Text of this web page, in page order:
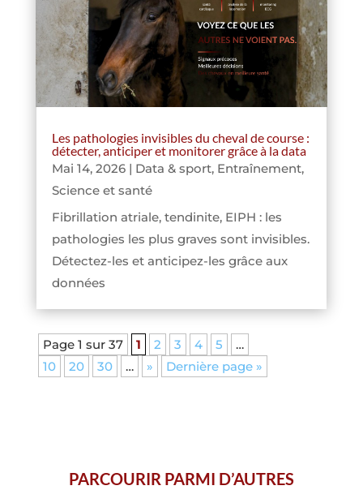
Les pathologies invisibles du cheval de course :
détecter, anticiper et monitorer grâce à la data
Mai 14, 2026| Data & sport, Entraînement,
Science et santé
Fibrillation atriale, tendinite, EIPH : les
pathologies les plus graves sont invisibles.
Détectez-les et anticipez-les grâce aux
données
Page 1 sur 37 1 2 3 4 5
…
10
20 30 … » Dernière page »
PARCOURIR PARMI D’AUTRES